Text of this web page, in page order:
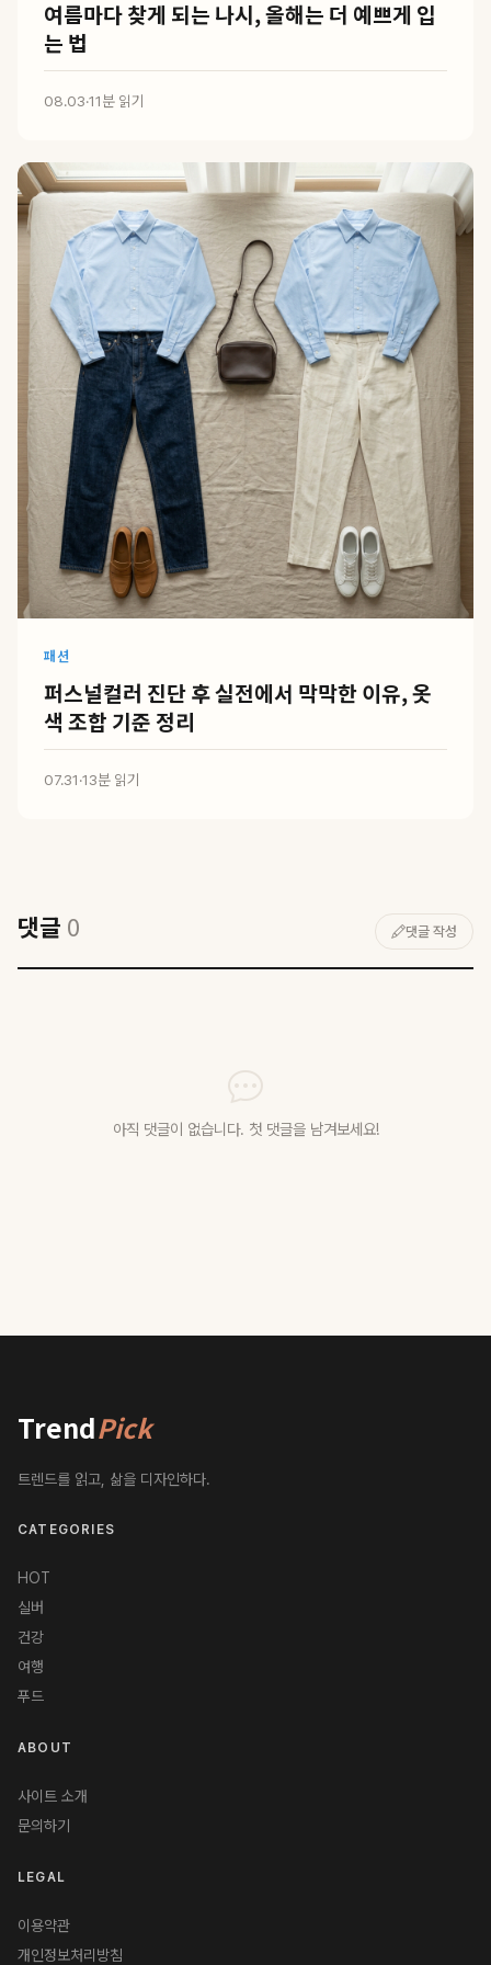
여름마다 찾게 되는 나시, 올해는 더 예쁘게 입
는 법
08.03·11분 읽기
패션
퍼스널컬러 진단 후 실전에서 막막한 이유, 옷
색 조합 기준 정리
07.31·13분 읽기
댓글 0 댓글 작성
아직 댓글이 없습니다. 첫 댓글을 남겨보세요!
TrendPick
트렌드를 읽고, 삶을 디자인하다.
CATEGORIES
HOT
실버
건강
여행
푸드
ABOUT
사이트 소개
문의하기
LEGAL
이용약관
개인정보처리방침